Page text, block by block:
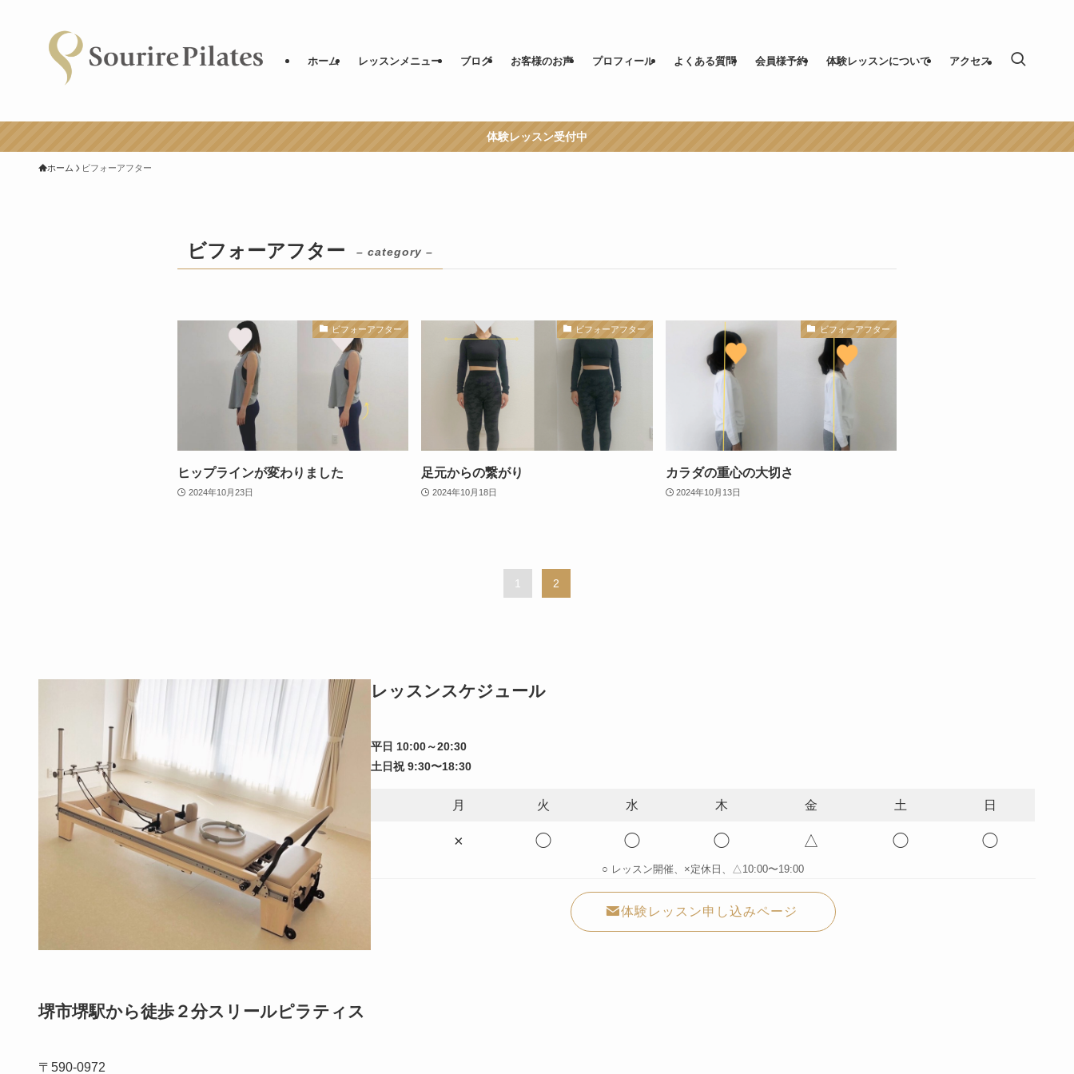
ホーム レッスンメニュー ブログ お客様のお声 プロフィール よくある質問 会員様予約 体験レッスンについて アクセス
体験レッスン受付中
ホーム ビフォーアフター
ビフォーアフター – category –
ビフォーアフター
ヒップラインが変わりました
2024年10月23日
ビフォーアフター
足元からの繋がり
2024年10月18日
ビフォーアフター
カラダの重心の大切さ
2024年10月13日
1 2
レッスンスケジュール
平日 10:00～20:30
土日祝 9:30〜18:30
月 火 水 木 金 土 日
× ◯ ◯ ◯ △ ◯ ◯
○ レッスン開催、×定休日、△10:00〜19:00
体験レッスン申し込みページ
堺市堺駅から徒歩２分スリールピラティス
〒590-0972